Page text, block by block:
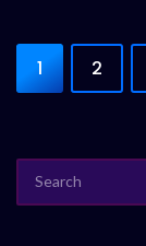
1 2
FOR: